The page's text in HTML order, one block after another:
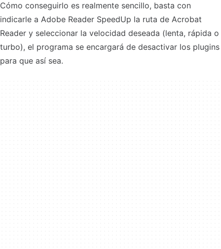
Cómo conseguirlo es realmente sencillo, basta con
indicarle a Adobe Reader SpeedUp la ruta de Acrobat
Reader y seleccionar la velocidad deseada (lenta, rápida o
turbo), el programa se encargará de desactivar los plugins
para que así sea.